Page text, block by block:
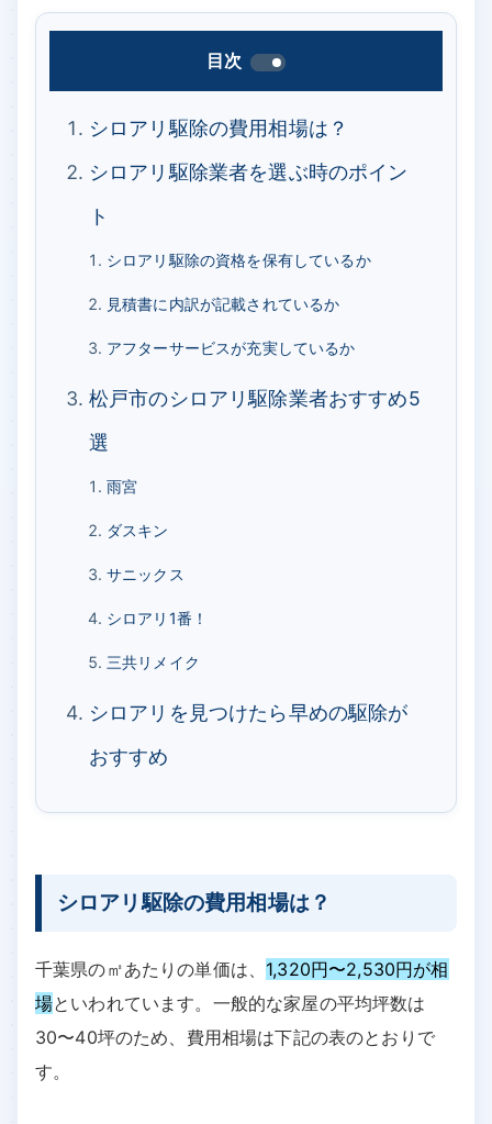
目次
シロアリ駆除の費用相場は？
シロアリ駆除業者を選ぶ時のポイン
ト
シロアリ駆除の資格を保有しているか
見積書に内訳が記載されているか
アフターサービスが充実しているか
松戸市のシロアリ駆除業者おすすめ5
選
雨宮
ダスキン
サニックス
シロアリ1番！
三共リメイク
シロアリを見つけたら早めの駆除が
おすすめ
シロアリ駆除の費用相場は？
千葉県の㎡あたりの単価は、 1,320円〜2,530円が相
場といわれています。一般的な家屋の平均坪数は
30〜40坪のため、費用相場は下記の表のとおりで
す。